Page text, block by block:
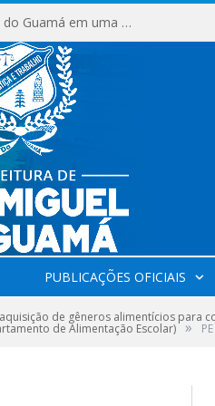
Milhares de fiéis tomam as ruas de São Miguel do Guamá em uma grande celebração de fé na Marcha para Jesus 2026.
PUBLICAÇÕES OFICIAIS
aquisição de gêneros alimentícios
de Alimentação Escolar) »